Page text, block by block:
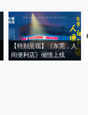
【特别呈现】《东莞，人
间便利店》倾情上线